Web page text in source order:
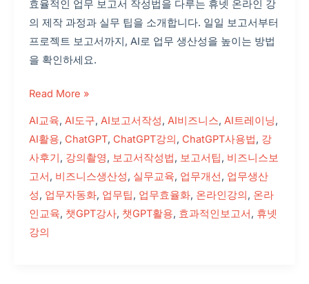
효율적인 업무 보고서 작성법을 다루는 휴넷 온라인 강
의 제작 과정과 실무 팁을 소개합니다. 일일 보고서부터
프로젝트 보고서까지, AI로 업무 생산성을 높이는 방법
을 확인하세요.
Read More »
AI교육, AI도구, AI보고서작성, AI비즈니스, AI트레이닝,
AI활용, ChatGPT, ChatGPT강의, ChatGPT사용법, 강
사후기, 강의촬영, 보고서작성법, 보고서팁, 비즈니스보
고서, 비즈니스생산성, 실무교육, 업무개선, 업무생산
성, 업무자동화, 업무팁, 업무효율화, 온라인강의, 온라
인교육, 챗GPT강사, 챗GPT활용, 효과적인보고서, 휴넷
강의